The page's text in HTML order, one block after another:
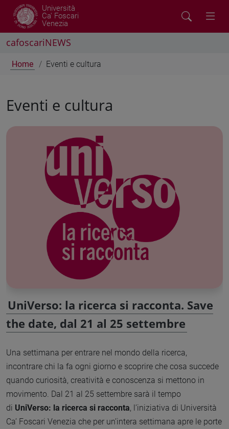
Università
Ca' Foscari
Venezia
cafoscariNEWS
Home Eventi e cultura
Eventi e cultura
UniVerso: la ricerca si racconta. Save
the date, dal 21 al 25 settembre
Una settimana per entrare nel mondo della ricerca,
incontrare chi la fa ogni giorno e scoprire che cosa succede
quando curiosità, creatività e conoscenza si mettono in
movimento. Dal 21 al 25 settembre sarà il tempo
di UniVerso: la ricerca si racconta, l’iniziativa di Università
Ca’ Foscari Venezia che per un’intera settimana apre le porte